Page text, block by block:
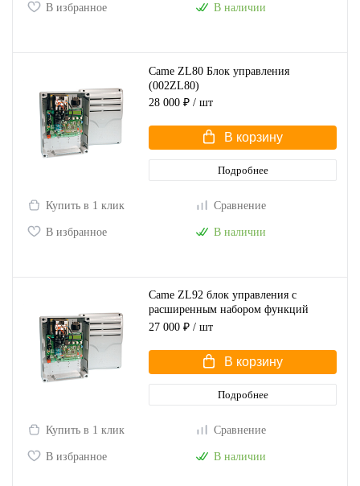
В избранное В наличии
Came ZL80 Блок управления
(002ZL80)
28 000 ₽ / шт
В корзину
Подробнее
Купить в 1 клик Сравнение
В избранное В наличии
Came ZL92 блок управления с
расширенным набором функций
(002ZL92)
27 000 ₽ / шт
В корзину
Подробнее
Купить в 1 клик Сравнение
В избранное В наличии